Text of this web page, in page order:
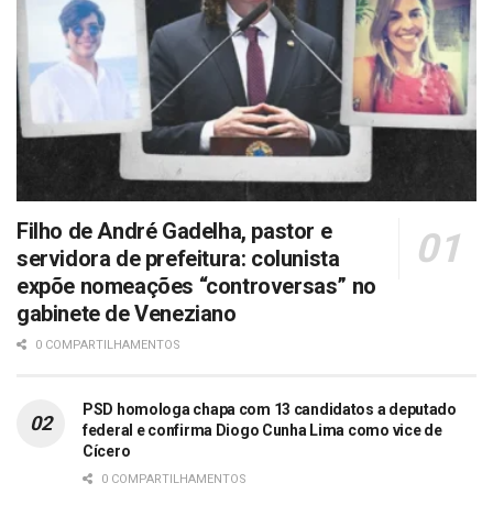
Filho de André Gadelha, pastor e
servidora de prefeitura: colunista
expõe nomeações “controversas” no
gabinete de Veneziano
0 COMPARTILHAMENTOS
PSD homologa chapa com 13 candidatos a deputado
federal e confirma Diogo Cunha Lima como vice de
Cícero
0 COMPARTILHAMENTOS